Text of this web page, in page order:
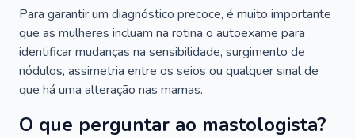
Para garantir um diagnóstico precoce, é muito importante
que as mulheres incluam na rotina o autoexame para
identificar mudanças na sensibilidade, surgimento de
nódulos, assimetria entre os seios ou qualquer sinal de
que há uma alteração nas mamas.
O que perguntar ao mastologista?